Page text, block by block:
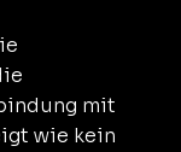
mit
wie kein